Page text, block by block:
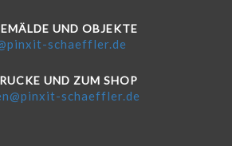
UND OBJEKTE
schaeffler.de
UND ZUM SHOP
schaeffler.de